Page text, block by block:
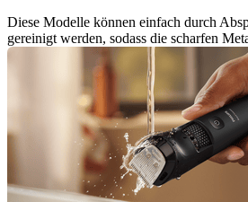
Diese Modelle können einfach durch
gereinigt werden, sodass die scharfen